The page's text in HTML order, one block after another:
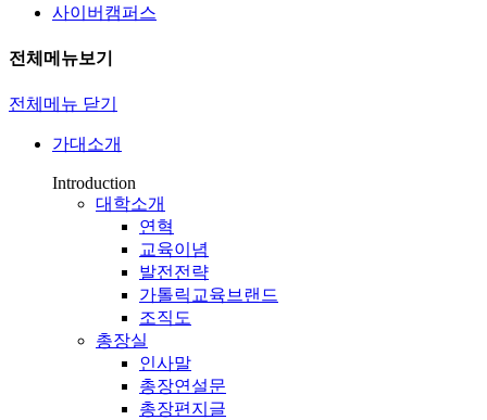
사이버캠퍼스
전체메뉴보기
전체메뉴 닫기
가대소개
Introduction
대학소개
연혁
교육이념
발전전략
가톨릭교육브랜드
조직도
총장실
인사말
총장연설문
총장편지글